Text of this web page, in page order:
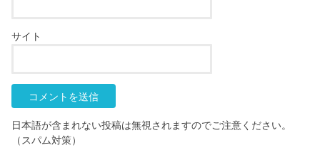
サイト
日本語が含まれない投稿は無視されますのでご注意ください。
（スパム対策）